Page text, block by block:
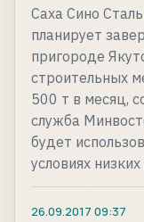
Саха Сино
планирует
пригороде
строительных
500 т в месяц,
служба
будет
условиях
26.09.2017 09:37